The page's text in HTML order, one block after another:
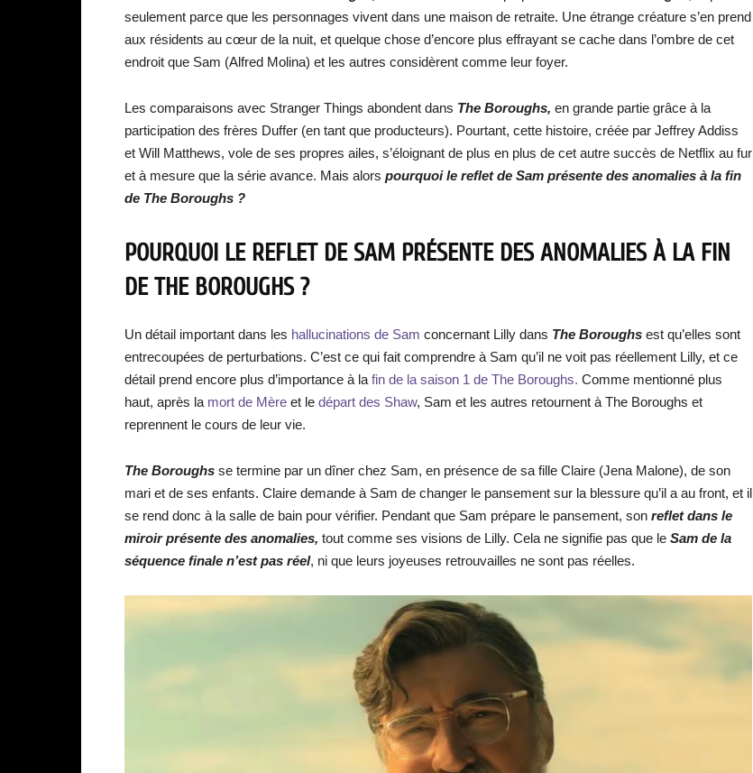
seulement parce que les personnages vivent dans une maison de retraite. Une étrange créature s’en prend
aux résidents au cœur de la nuit, et quelque chose d’encore plus effrayant se cache dans l’ombre de cet
endroit que Sam (Alfred Molina) et les autres considèrent comme leur foyer.
Les comparaisons avec Stranger Things abondent dans The Boroughs, en grande partie grâce à la
participation des frères Duffer (en tant que producteurs). Pourtant, cette histoire, créée par Jeffrey Addiss
et Will Matthews, vole de ses propres ailes, s’éloignant de plus en plus de cet autre succès de Netflix au fur
et à mesure que la série avance. Mais alors pourquoi le reflet de Sam présente des anomalies à la fin
de The Boroughs ?
POURQUOI LE REFLET DE SAM PRÉSENTE DES ANOMALIES À LA FIN
DE THE BOROUGHS ?
Un détail important dans les hallucinations de Sam concernant Lilly dans The Boroughs est qu’elles sont
entrecoupées de perturbations. C’est ce qui fait comprendre à Sam qu’il ne voit pas réellement Lilly, et ce
détail prend encore plus d’importance à la fin de la saison 1 de The Boroughs. Comme mentionné plus
haut, après la mort de Mère et le départ des Shaw, Sam et les autres retournent à The Boroughs et
reprennent le cours de leur vie.
The Boroughs se termine par un dîner chez Sam, en présence de sa fille Claire (Jena Malone), de son
mari et de ses enfants. Claire demande à Sam de changer le pansement sur la blessure qu’il a au front, et il
se rend donc à la salle de bain pour vérifier. Pendant que Sam prépare le pansement, son reflet dans le
miroir présente des anomalies, tout comme ses visions de Lilly. Cela ne signifie pas que le Sam de la
séquence finale n’est pas réel, ni que leurs joyeuses retrouvailles ne sont pas réelles.